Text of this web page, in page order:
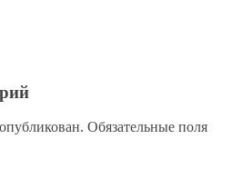
Обязательные поля